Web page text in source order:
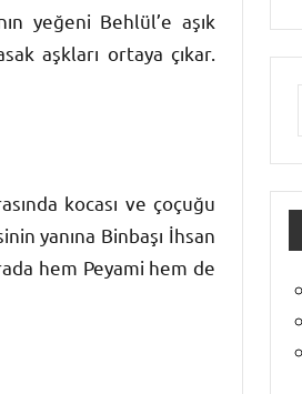
yeğeni Behlül’e aşık
aşkları ortaya çıkar.
kocası ve çoçuğu
yanına Binbaşı İhsan
hem Peyami hem de